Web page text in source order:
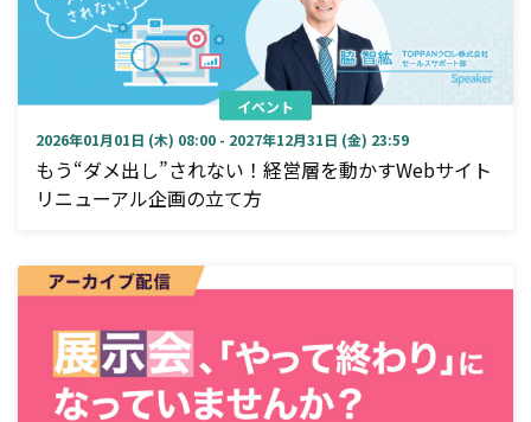
イベント
2026年01月01日 (木) 08:00 - 2027年12月31日 (金) 23:59
もう“ダメ出し”されない！経営層を動かすWebサイト
リニューアル企画の立て方